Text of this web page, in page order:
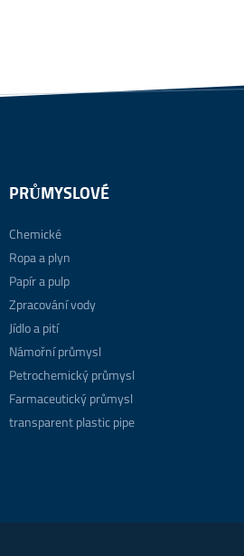
PRŮMYSLOVÉ
Chemické
Ropa a plyn
Papír a pulp
Zpracování vody
Jídlo a pití
Námořní průmysl
Petrochemický průmysl
Farmaceutický průmysl
transparent plastic pipe